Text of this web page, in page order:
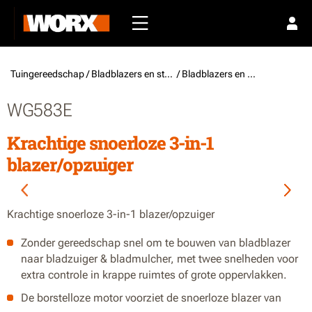
Tuingereedschap / Bladblazers en stofzuigers / Bladblazers en stofzuigers
WG583E
Krachtige snoerloze 3-in-1
blazer/opzuiger
Krachtige snoerloze 3-in-1 blazer/opzuiger
Zonder gereedschap snel om te bouwen van bladblazer
naar bladzuiger & bladmulcher, met twee snelheden voor
extra controle in krappe ruimtes of grote oppervlakken.
De borstelloze motor voorziet de snoerloze blazer van